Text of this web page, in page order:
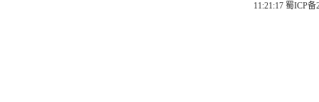
11:21:17 蜀ICP备